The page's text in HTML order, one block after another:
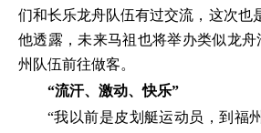
们和长乐龙舟队伍有过交流，这次也
他透露，未来马祖也将举办类似龙
州队伍前往做客。
“流汗、激动、快乐”
“我以前是皮划艇运动员，到福